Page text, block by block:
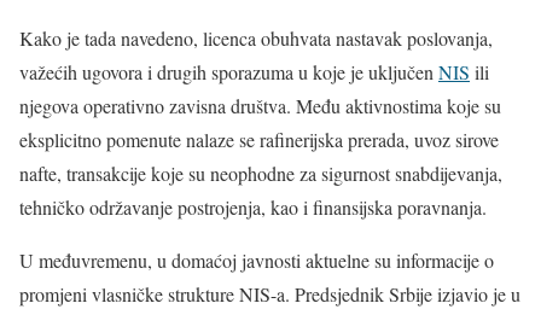
Kako je tada navedeno, licenca obuhvata nastavak poslovanja,
važećih ugovora i drugih sporazuma u koje je uključen NIS ili
njegova operativno zavisna društva. Među aktivnostima koje su
eksplicitno pomenute nalaze se rafinerijska prerada, uvoz sirove
nafte, transakcije koje su neophodne za sigurnost snabdijevanja,
tehničko održavanje postrojenja, kao i finansijska poravnanja.
U međuvremenu, u domaćoj javnosti aktuelne su informacije o
promjeni vlasničke strukture NIS-a. Predsjednik Srbije izjavio je u